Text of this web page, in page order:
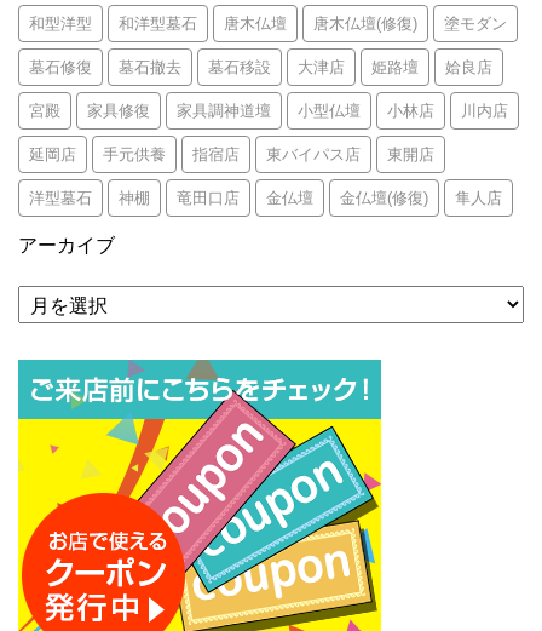
和型洋型 和洋型墓石 唐木仏壇 唐木仏壇(修復) 塗モダン
墓石修復 墓石撤去 墓石移設 大津店 姫路壇 姶良店
宮殿 家具修復 家具調神道壇 小型仏壇 小林店 川内店
延岡店 手元供養 指宿店 東バイパス店 東開店
洋型墓石 神棚 竜田口店 金仏壇 金仏壇(修復) 隼人店
アーカイブ
ア
ー
ブ